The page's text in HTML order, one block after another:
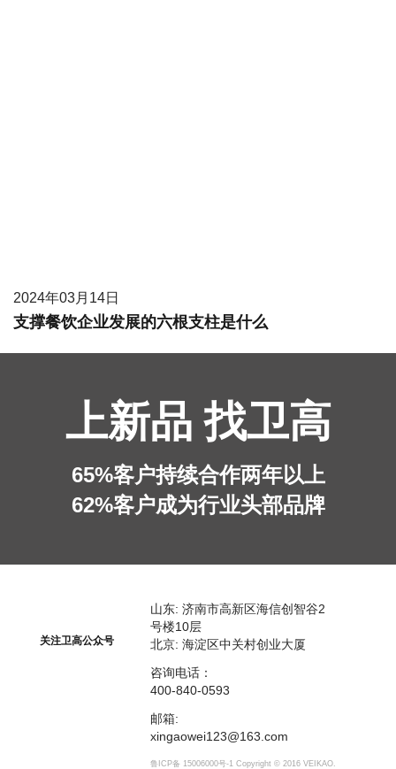
2024年03月14日
支撑餐饮企业发展的六根支柱是什么
上新品 找卫高
65%客户持续合作两年以上
62%客户成为行业头部品牌
关注卫高公众号
山东: 济南市高新区海信创智谷2
号楼10层
北京: 海淀区中关村创业大厦
咨询电话：
400-840-0593​
邮箱:
xingaowei123@163.com
鲁ICP备 15006000号-1 Copyright © 2016 VEIKAO.